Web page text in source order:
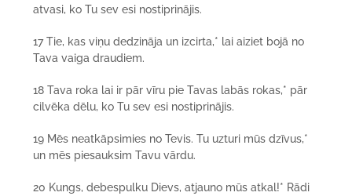
atvasi, ko Tu sev esi nostiprinājis.
17 Tie, kas viņu dedzināja un izcirta,* lai aiziet bojā no
Tava vaiga draudiem.
18 Tava roka lai ir pār vīru pie Tavas labās rokas,* pār
cilvēka dēlu, ko Tu sev esi nostiprinājis.
19 Mēs neatkāpsimies no Tevis. Tu uzturi mūs dzīvus,*
un mēs piesauksim Tavu vārdu.
20 Kungs, debespulku Dievs, atjauno mūs atkal!* Rādi